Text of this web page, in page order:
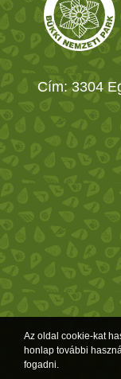
Cím: 3304
Az oldal cookie-kat
honlap további
fogadni.